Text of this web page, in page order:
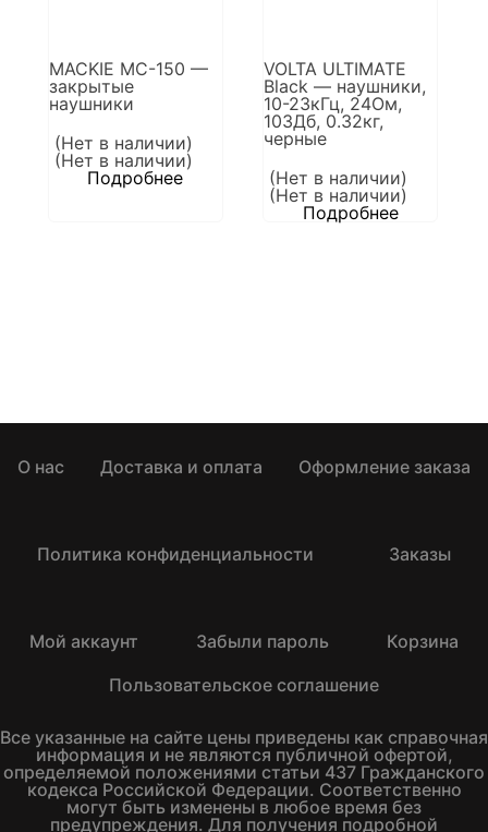
MACKIE MC-150 —
закрытые
наушники
(Нет в наличии)
(Нет в наличии)
Подробнее
VOLTA ULTIMATE
Black — наушники,
10-23кГц, 24Ом,
103Дб, 0.32кг,
черные
(Нет в наличии)
(Нет в наличии)
Подробнее
О нас Доставка и оплата Оформление заказа
Политика конфиденциальности Заказы
Мой аккаунт Забыли пароль
Корзина
Пользовательское соглашение
Все указанные на сайте цены приведены как справочная
информация и не являются публичной офертой,
определяемой положениями статьи 437 Гражданского
кодекса Российской Федерации. Соответственно
могут быть изменены в любое время без
предупреждения. Для получения подробной